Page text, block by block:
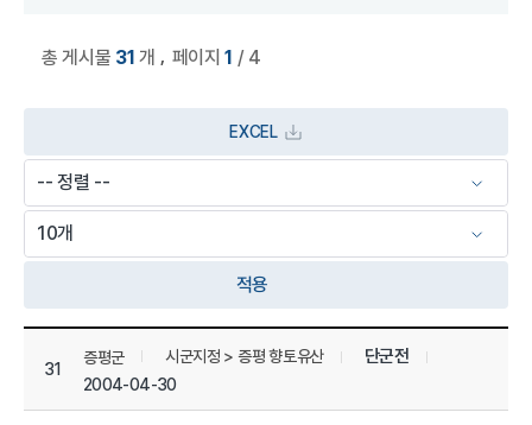
총 게시물 31 개 페이지1 / 4
EXCEL
적용
상세정보 관리 목록
31
증평군 시군지정 > 증평 향토유산 단군전
2004-04-30